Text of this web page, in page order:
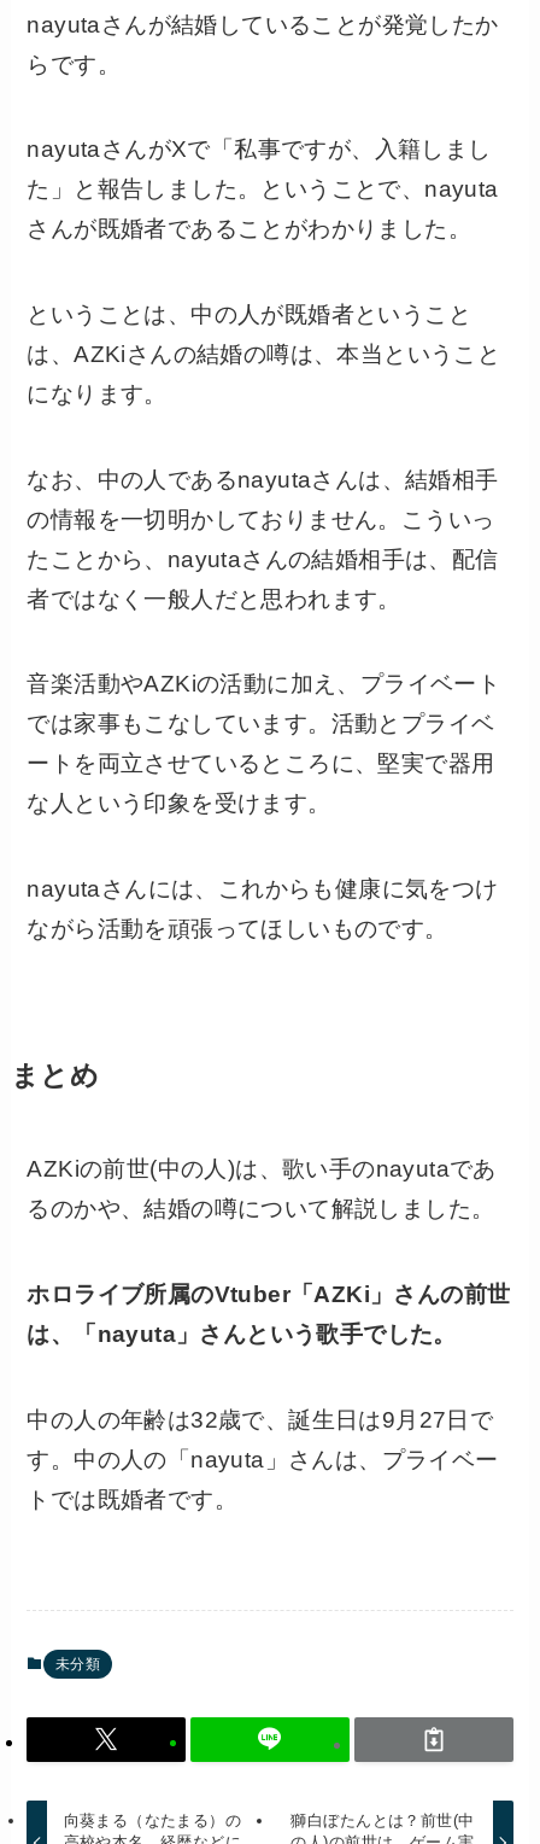
nayutaさんが結婚していることが発覚したか
らです。
nayutaさんがXで「私事ですが、入籍しまし
た」と報告しました。ということで、nayuta
さんが既婚者であることがわかりました。
ということは、中の人が既婚者ということ
は、AZKiさんの結婚の噂は、本当ということ
になります。
なお、中の人であるnayutaさんは、結婚相手
の情報を一切明かしておりません。こういっ
たことから、nayutaさんの結婚相手は、配信
者ではなく一般人だと思われます。
音楽活動やAZKiの活動に加え、プライベート
では家事もこなしています。活動とプライベ
ートを両立させているところに、堅実で器用
な人という印象を受けます。
nayutaさんには、これからも健康に気をつけ
ながら活動を頑張ってほしいものです。
まとめ
AZKiの前世(中の人)は、歌い手のnayutaであ
るのかや、結婚の噂について解説しました。
ホロライブ所属のVtuber「AZKi」さんの前世
は、「nayuta」さんという歌手でした。
中の人の年齢は32歳で、誕生日は9月27日で
す。中の人の「nayuta」さんは、プライベー
トでは既婚者です。
未分類
向葵まる（なたまる）の
獅白ぼたんとは？前世(中